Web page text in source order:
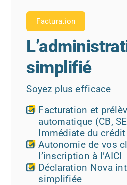
Facturation
simplifié
Soyez plus efficace
Facturation et
automatique (CB,
Immédiate du crédit
Autonomie de vos
l’inscription à l’AICI
Déclaration Nova
simplifiée